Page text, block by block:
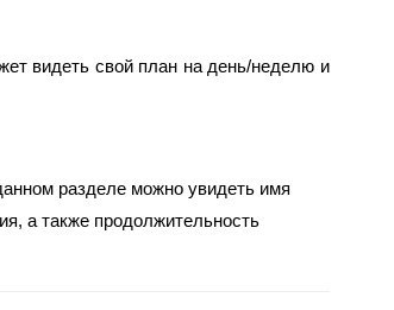
видеть свой план на день/неделю и
разделе можно увидеть имя
а также продолжительность